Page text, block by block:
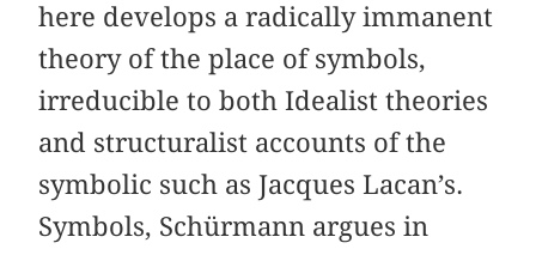
here develops a radically immanent
theory of the place of symbols,
irreducible to both Idealist theories
and structuralist accounts of the
symbolic such as Jacques Lacan’s.
Symbols, Schürmann argues in